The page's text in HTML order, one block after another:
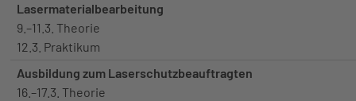
Lasermaterialbearbeitung
9.–11.3. Theorie
12.3. Praktikum
Ausbildung zum Laserschutzbeauftragten
16.–17.3. Theorie